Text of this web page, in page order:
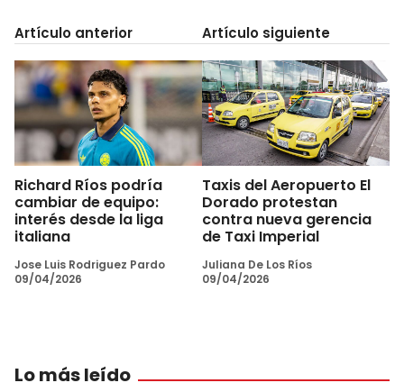
Artículo anterior
Richard Ríos podría
cambiar de equipo:
interés desde la liga
italiana
Jose Luis Rodriguez Pardo
09/04/2026
Artículo siguiente
Taxis del Aeropuerto El
Dorado protestan
contra nueva gerencia
de Taxi Imperial
Juliana De Los Ríos
09/04/2026
Lo más leído